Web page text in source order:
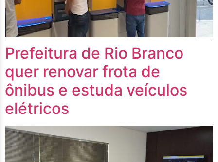
Prefeitura de Rio Branco
quer renovar frota de
ônibus e estuda veículos
elétricos